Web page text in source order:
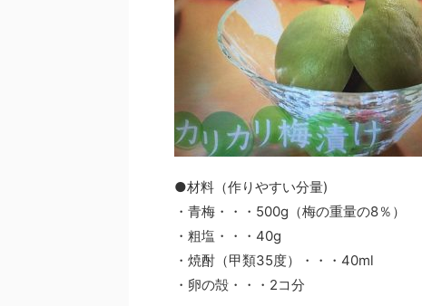
●材料（作りやすい分量)
・青梅・・・500g（梅の重量の8％）
・粗塩・・・40g
・焼酎（甲類35度）・・・40ml
・卵の殻・・・2コ分